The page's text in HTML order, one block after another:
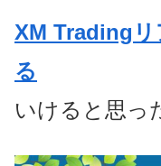
XM Tradingリ
る
いけると思っ